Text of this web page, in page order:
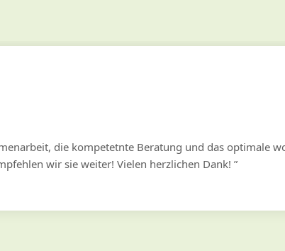
die kompetetnte Beratung und das optimale
wir sie weiter! Vielen herzlichen Dank! ”